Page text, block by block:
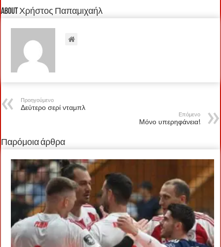
About Χρήστος Παπαμιχαήλ
Προηγούμενο
Δεύτερο σερί νταμπλ
Επόμενο
Μόνο υπερηφάνεια!
Παρόμοια άρθρα